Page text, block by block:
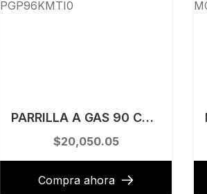
PARRILLA A GAS 90 CM GE PROFILE MODELO PGP96KMTI0
$20,050.05
Compra ahora